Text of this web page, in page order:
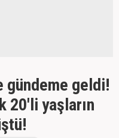
gündeme geldi!
20'li yaşların